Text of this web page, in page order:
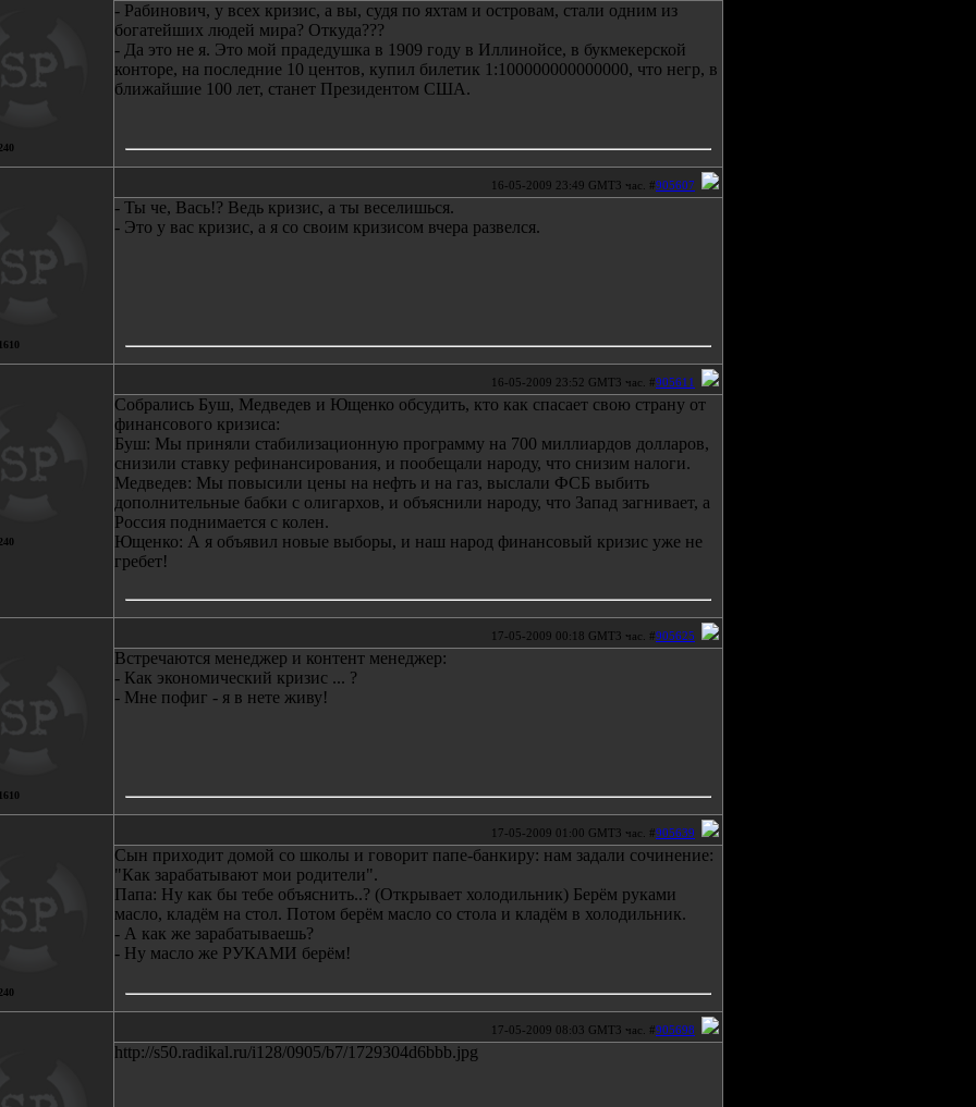
240
- Рабинович, у всех кризис, а вы, судя по яхтам и островам, стали одним из
богатейших людей мира? Откуда???
- Да это не я. Это мой прадедушка в 1909 году в Иллинойсе, в букмекерской
конторе, на последние 10 центов, купил билетик 1:100000000000000, что негр, в
ближайшие 100 лет, станет Президентом США.
1610
16-05-2009 23:49 GMT3 час. #905607
- Ты че, Вась!? Ведь кризис, а ты веселишься.
- Это у вас кризис, а я со своим кризисом вчера развелся.
240
16-05-2009 23:52 GMT3 час. #905611
Собрались Буш, Медведев и Ющенко обсудить, кто как спасает свою страну от
финансового кризиса:
Буш: Мы приняли стабилизационную программу на 700 миллиардов долларов,
снизили ставку рефинансирования, и пообещали народу, что снизим налоги.
Медведев: Мы повысили цены на нефть и на газ, выслали ФСБ выбить
дополнительные бабки с олигархов, и объяснили народу, что Запад загнивает, а
Россия поднимается с колен.
Ющенко: А я объявил новые выборы, и наш народ финансовый кризис уже не
гребет!
1610
17-05-2009 00:18 GMT3 час. #905625
Встречаются менеджер и контент менеджер:
- Как экономический кризис ... ?
- Мне пофиг - я в нете живу!
240
17-05-2009 01:00 GMT3 час. #905639
Сын приходит домой со школы и говорит папе-банкиру: нам задали сочинение:
"Как зарабатывают мои родители".
Папа: Ну как бы тебе объяснить..? (Открывает холодильник) Берём руками
масло, кладём на стол. Потом берём масло со стола и кладём в холодильник.
- А как же зарабатываешь?
- Ну масло же РУКАМИ берём!
17-05-2009 08:03 GMT3 час. #905698
http://s50.radikal.ru/i128/0905/b7/1729304d6bbb.jpg